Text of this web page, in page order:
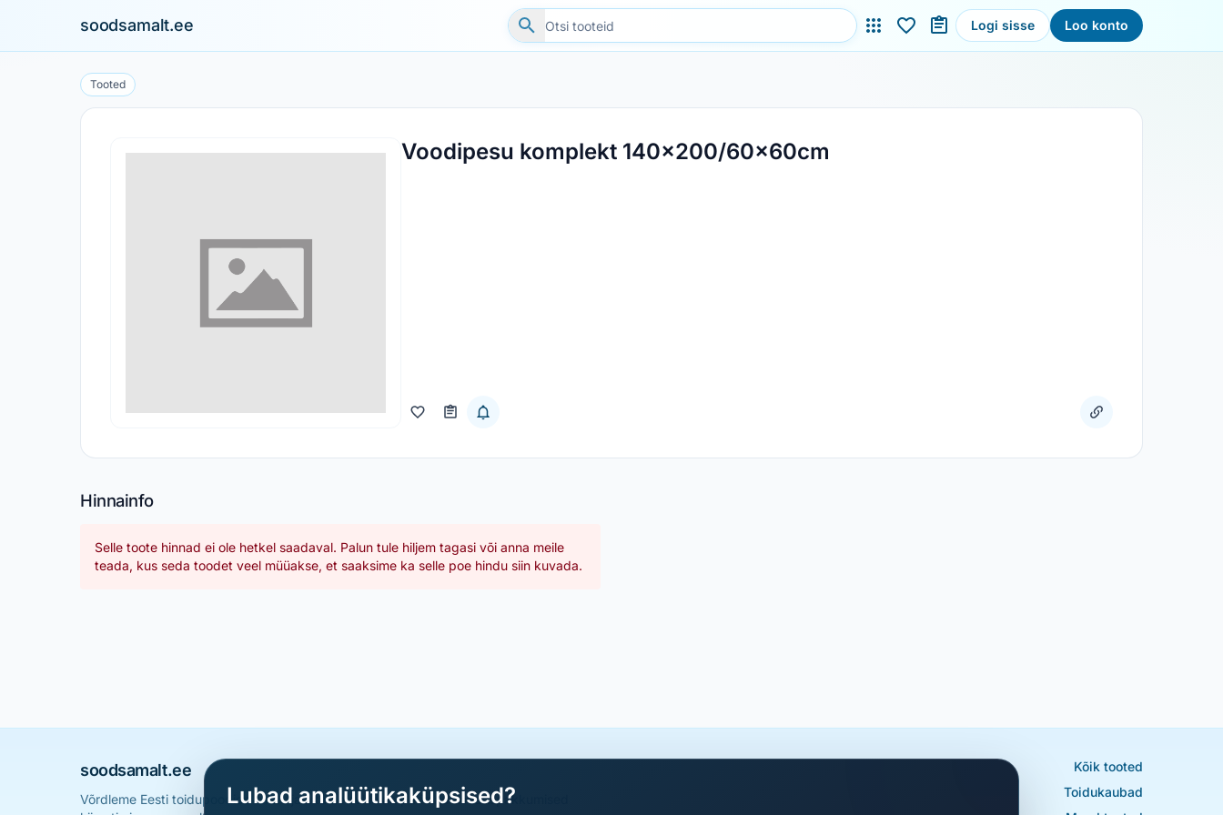
soodsamalt.ee Logi sisse Loo konto
Tooted
Voodipesu komplekt 140x200/60x60cm
Hinnainfo
Selle toote hinnad ei ole hetkel saadaval. Palun tule hiljem tagasi või anna meile
teada, kus seda toodet veel müüakse, et saaksime ka selle poe hindu siin kuvada.
soodsamalt.ee
Võrdleme Eesti toidupoodide hindu ja aitame sul leida parimad sooduspakkumised
Kõik tooted
Toidukaubad
Lubad analüütikaküpsised?